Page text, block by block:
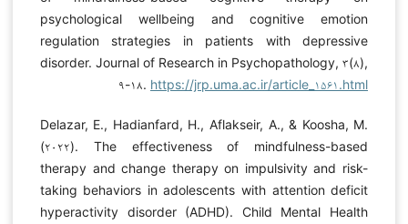
psychological wellbeing and cognitive emotion
regulation strategies in patients with depressive
disorder. Journal of Research in Psychopathology, ۳(۸),
۹-۱۸. https://jrp.uma.ac.ir/article_۱۵۶۱.html
Delazar, E., Hadianfard, H., Aflakseir, A., & Koosha, M.
(۲۰۲۲). The effectiveness of mindfulness-based
therapy and change therapy on impulsivity and risk-
taking behaviors in adolescents with attention deficit
hyperactivity disorder (ADHD). Child Mental Health